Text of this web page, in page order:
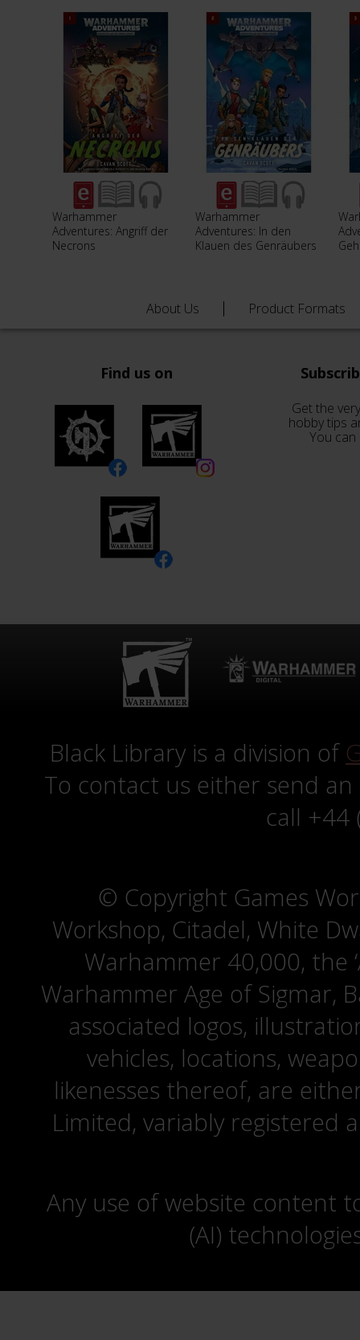
Warhammer
Adventures: Angriff der
Necrons
Warhammer
Adventures: In den
Klauen des Genräubers
About Us Product Formats
Find us on
Get the
hobby tips
You
Black Library is a division of
To contact us either send
call +44
© Copyright Games
Workshop, Citadel, White
Warhammer 40,000, the
Warhammer Age of Sigmar,
associated logos,
vehicles, locations,
likenesses thereof, are
Limited, variably registered
Any use of website content
(AI)